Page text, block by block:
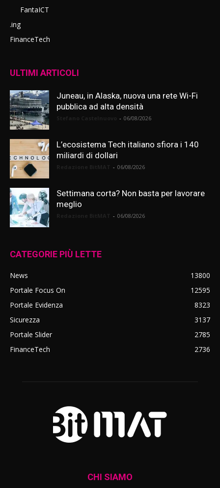
FantaICT
.ing
FinanceTech
ULTIMI ARTICOLI
Juneau, in Alaska, nuova una rete Wi-Fi
pubblica ad alta densità
- 06/08/2026
L’ecosistema Tech italiano sfiora i 140
miliardi di dollari
- 06/08/2026
Settimana corta? Non basta per lavorare
meglio
- 06/08/2026
CATEGORIE PIÙ LETTE
News
13800
Portale Focus On
12595
Portale Evidenza
8323
Sicurezza
3137
Portale Slider
2785
FinanceTech
2736
CHI SIAMO